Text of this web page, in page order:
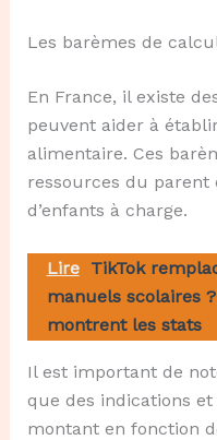
Les barèmes de
En France, il existe
peuvent aider à
alimentaire. Ces
ressources du
d’enfants à charge.
Lire TikTok
manuels scolaires
montrent les stats
Il est important de
que des indications
montant en fonction